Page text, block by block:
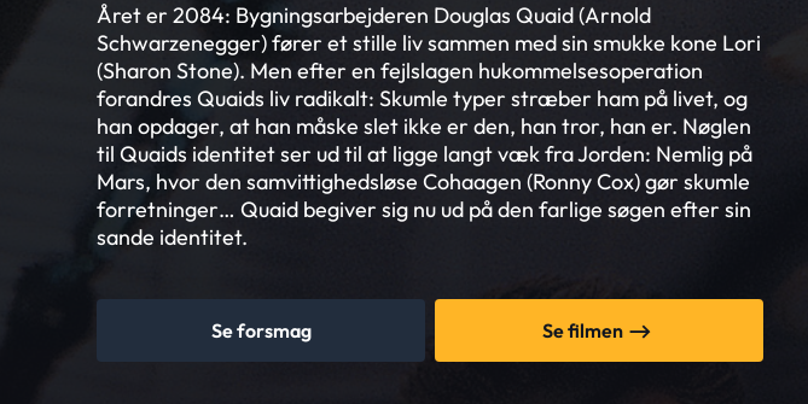
Året er 2084: Bygningsarbejderen Douglas Quaid (Arnold
Schwarzenegger) fører et stille liv sammen med sin smukke kone Lori
(Sharon Stone). Men efter en fejlslagen hukommelsesoperation
forandres Quaids liv radikalt: Skumle typer stræber ham på livet, og
han opdager, at han måske slet ikke er den, han tror, han er. Nøglen
til Quaids identitet ser ud til at ligge langt væk fra Jorden: Nemlig på
Mars, hvor den samvittighedsløse Cohaagen (Ronny Cox) gør skumle
forretninger… Quaid begiver sig nu ud på den farlige søgen efter sin
sande identitet.
Se forsmag Se filmen